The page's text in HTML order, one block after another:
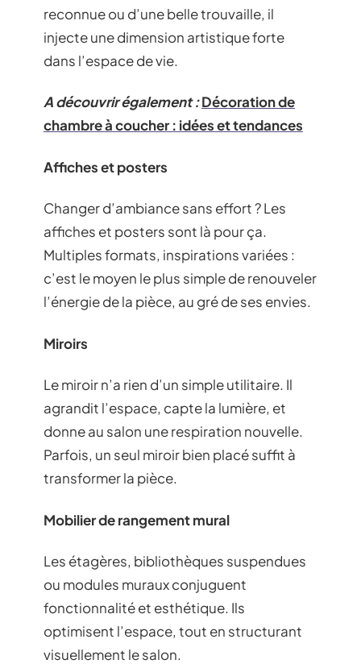
reconnue ou d’une belle trouvaille, il
injecte une dimension artistique forte
dans l’espace de vie.
A découvrir également :Décoration de
chambre à coucher : idées et tendances
Affiches et posters
Changer d’ambiance sans effort ? Les
affiches et posters sont là pour ça.
Multiples formats, inspirations variées :
c’est le moyen le plus simple de renouveler
l’énergie de la pièce, au gré de ses envies.
Miroirs
Le miroir n’a rien d’un simple utilitaire. Il
agrandit l’espace, capte la lumière, et
donne au salon une respiration nouvelle.
Parfois, un seul miroir bien placé suffit à
transformer la pièce.
Mobilier de rangement mural
Les étagères, bibliothèques suspendues
ou modules muraux conjuguent
fonctionnalité et esthétique. Ils
optimisent l’espace, tout en structurant
visuellement le salon.